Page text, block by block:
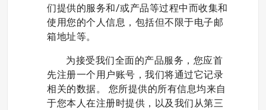
们提供的服务和/或产品等过程中而收集和
使用您的个人信息，包括但不限于电子邮
箱地址等。
为接受我们全面的产品服务，您应首
先注册一个用户账号，我们将通过它记录
相关的数据。 您所提供的所有信息均来自
于您本人在注册时提供，以及我们从第三